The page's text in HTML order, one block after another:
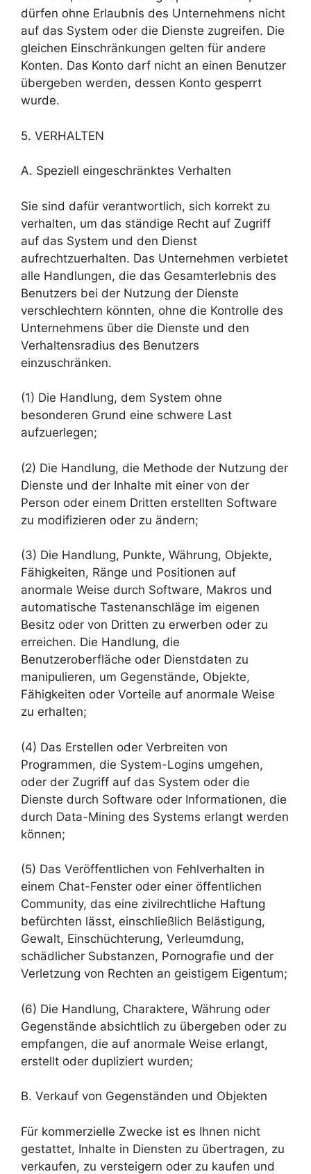
dürfen ohne Erlaubnis des Unternehmens nicht
auf das System oder die Dienste zugreifen. Die
gleichen Einschränkungen gelten für andere
Konten. Das Konto darf nicht an einen Benutzer
übergeben werden, dessen Konto gesperrt
wurde.
5. VERHALTEN
A. Speziell eingeschränktes Verhalten
Sie sind dafür verantwortlich, sich korrekt zu
verhalten, um das ständige Recht auf Zugriff
auf das System und den Dienst
aufrechtzuerhalten. Das Unternehmen verbietet
alle Handlungen, die das Gesamterlebnis des
Benutzers bei der Nutzung der Dienste
verschlechtern könnten, ohne die Kontrolle des
Unternehmens über die Dienste und den
Verhaltensradius des Benutzers
einzuschränken.
(1) Die Handlung, dem System ohne
besonderen Grund eine schwere Last
aufzuerlegen;
(2) Die Handlung, die Methode der Nutzung der
Dienste und der Inhalte mit einer von der
Person oder einem Dritten erstellten Software
zu modifizieren oder zu ändern;
(3) Die Handlung, Punkte, Währung, Objekte,
Fähigkeiten, Ränge und Positionen auf
anormale Weise durch Software, Makros und
automatische Tastenanschläge im eigenen
Besitz oder von Dritten zu erwerben oder zu
erreichen. Die Handlung, die
Benutzeroberfläche oder Dienstdaten zu
manipulieren, um Gegenstände, Objekte,
Fähigkeiten oder Vorteile auf anormale Weise
zu erhalten;
(4) Das Erstellen oder Verbreiten von
Programmen, die System-Logins umgehen,
oder der Zugriff auf das System oder die
Dienste durch Software oder Informationen, die
durch Data-Mining des Systems erlangt werden
können;
(5) Das Veröffentlichen von Fehlverhalten in
einem Chat-Fenster oder einer öffentlichen
Community, das eine zivilrechtliche Haftung
befürchten lässt, einschließlich Belästigung,
Gewalt, Einschüchterung, Verleumdung,
schädlicher Substanzen, Pornografie und der
Verletzung von Rechten an geistigem Eigentum;
(6) Die Handlung, Charaktere, Währung oder
Gegenstände absichtlich zu übergeben oder zu
empfangen, die auf anormale Weise erlangt,
erstellt oder dupliziert wurden;
B. Verkauf von Gegenständen und Objekten
Für kommerzielle Zwecke ist es Ihnen nicht
gestattet, Inhalte in Diensten zu übertragen, zu
verkaufen, zu versteigern oder zu kaufen und